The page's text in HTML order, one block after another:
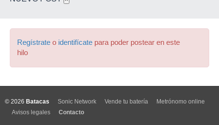
Regístrate o identifícate para poder postear en este
hilo
© 2026 Batacas Sonic Network Vende tu batería
Metrónomo online
Avisos legales
Contacto